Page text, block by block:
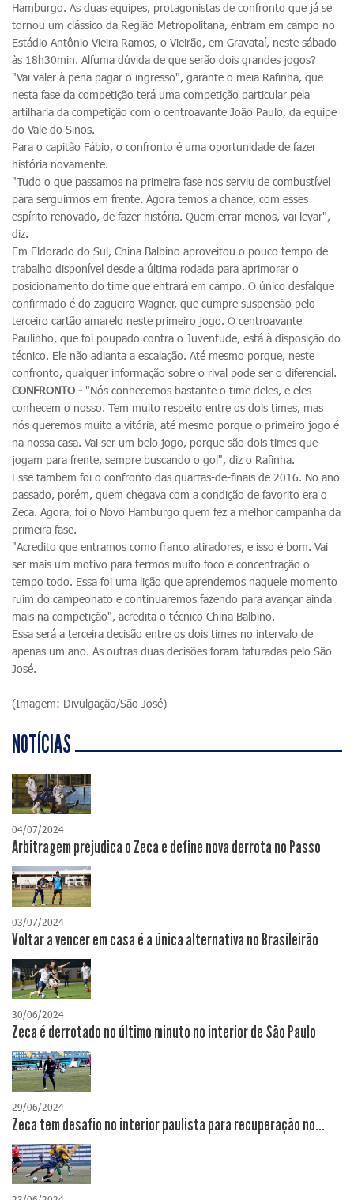
Hamburgo. As duas equipes, protagonistas de confronto que já se
tornou um clássico da Região Metropolitana, entram em campo no
Estádio Antônio Vieira Ramos, o Vieirão, em Gravataí, neste sábado
às 18h30min. Alfuma dúvida de que serão dois grandes jogos?
"Vai valer à pena pagar o ingresso", garante o meia Rafinha, que
nesta fase da competição terá uma competição particular pela
artilharia da competição com o centroavante João Paulo, da equipe
do Vale do Sinos.
Para o capitão Fábio, o confronto é uma oportunidade de fazer
história novamente.
"Tudo o que passamos na primeira fase nos serviu de combustível
para serguirmos em frente. Agora temos a chance, com esses
espírito renovado, de fazer história. Quem errar menos, vai levar",
diz.
Em Eldorado do Sul, China Balbino aproveitou o pouco tempo de
trabalho disponível desde a última rodada para aprimorar o
posicionamento do time que entrará em campo. O único desfalque
confirmado é do zagueiro Wagner, que cumpre suspensão pelo
terceiro cartão amarelo neste primeiro jogo. O centroavante
Paulinho, que foi poupado contra o Juventude, está à disposição do
técnico. Ele não adianta a escalação. Até mesmo porque, neste
confronto, qualquer informação sobre o rival pode ser o diferencial.
CONFRONTO - "Nós conhecemos bastante o time deles, e eles
conhecem o nosso. Tem muito respeito entre os dois times, mas
nós queremos muito a vitória, até mesmo porque o primeiro jogo é
na nossa casa. Vai ser um belo jogo, porque são dois times que
jogam para frente, sempre buscando o gol", diz o Rafinha.
Esse tambem foi o confronto das quartas-de-finais de 2016. No ano
passado, porém, quem chegava com a condição de favorito era o
Zeca. Agora, foi o Novo Hamburgo quem fez a melhor campanha da
primeira fase.
"Acredito que entramos como franco atiradores, e isso é bom. Vai
ser mais um motivo para termos muito foco e concentração o
tempo todo. Essa foi uma lição que aprendemos naquele momento
ruim do campeonato e continuaremos fazendo para avançar ainda
mais na competição", acredita o técnico China Balbino.
Essa será a terceira decisão entre os dois times no intervalo de
apenas um ano. As outras duas decisões foram faturadas pelo São
José.
(Imagem: Divulgação/São José)
NOTÍCIAS
04/07/2024
Arbitragem prejudica o Zeca e define nova derrota no Passo
03/07/2024
Voltar a vencer em casa é a única alternativa no Brasileirão
30/06/2024
Zeca é derrotado no último minuto no interior de São Paulo
29/06/2024
Zeca tem desafio no interior paulista para recuperação no...